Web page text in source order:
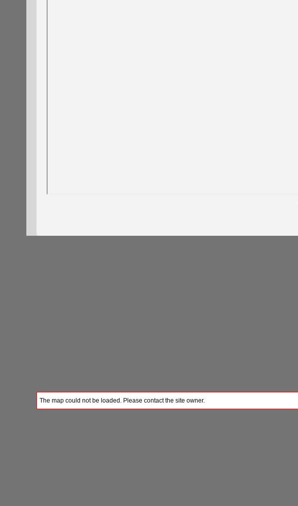
The map could not be loaded. Please contact the site owner.